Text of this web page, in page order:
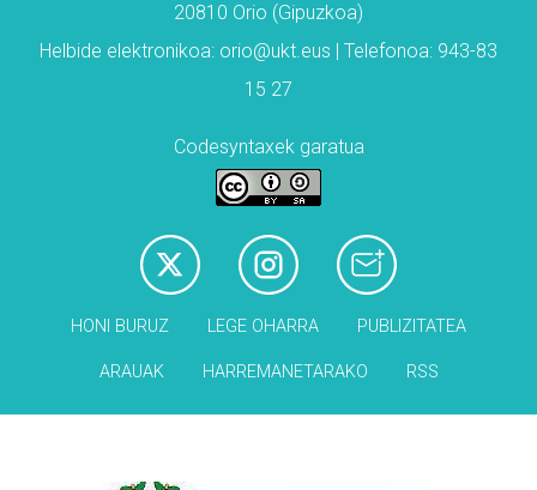
20810 Orio (Gipuzkoa)
Helbide elektronikoa: orio@ukt.eus | Telefonoa: 943-83
15 27
Codesyntaxek garatua
HONI BURUZ LEGE OHARRA PUBLIZITATEA
ARAUAK HARREMANETARAKO RSS